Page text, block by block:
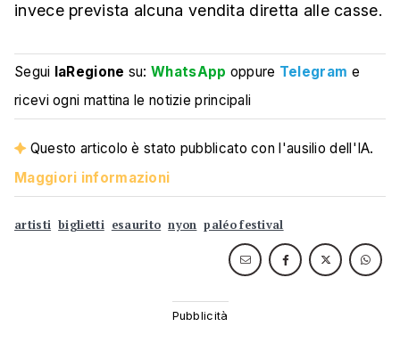
invece prevista alcuna vendita diretta alle casse.
Segui laRegione su:WhatsApp oppure Telegram e
ricevi ogni mattina le notizie principali
Questo articolo è stato pubblicato con l'ausilio dell'IA.
Maggiori informazioni
artisti biglietti esaurito nyon paléo festival